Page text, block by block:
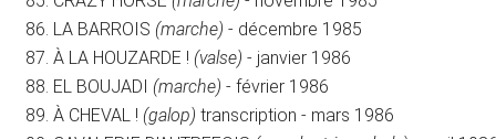
LA BARROIS (marche) - décembre 1985
À LA HOUZARDE ! (valse) - janvier 1986
EL BOUJADI (marche) - février 1986
À CHEVAL ! (galop) transcription - mars 1986